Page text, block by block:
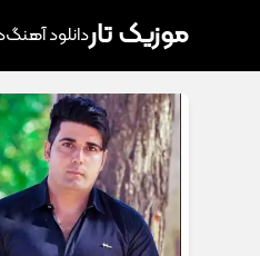
موزیک تاردانلود آهنگ